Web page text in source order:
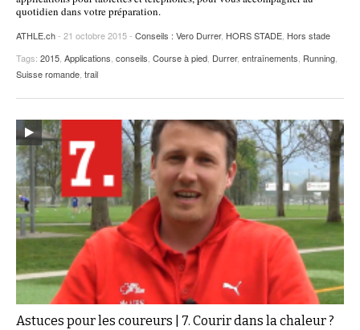
quotidien dans votre préparation.
ATHLE.ch- 21 octobre 2015 - Conseils : Vero Durrer, HORS STADE Hors stade
Tags: 2015 Applications conseils Course à pied Durrer, entraînements Running
Suisse romande trail
Astuces pour les coureurs | 7. Courir dans la chaleur ?